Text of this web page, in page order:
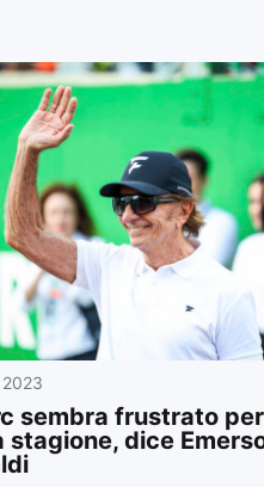
sembra frustrato
stagione, dice